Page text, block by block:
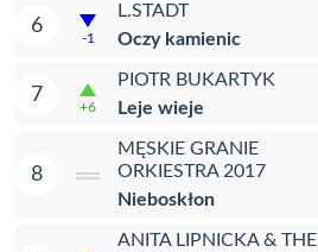
6
-1
L.STADT
Oczy kamienic
7
+6
PIOTR BUKARTYK
Leje wieje
8
MĘSKIE GRANIE
ORKIESTRA 2017
Nieboskłon
ANITA LIPNICKA & THE